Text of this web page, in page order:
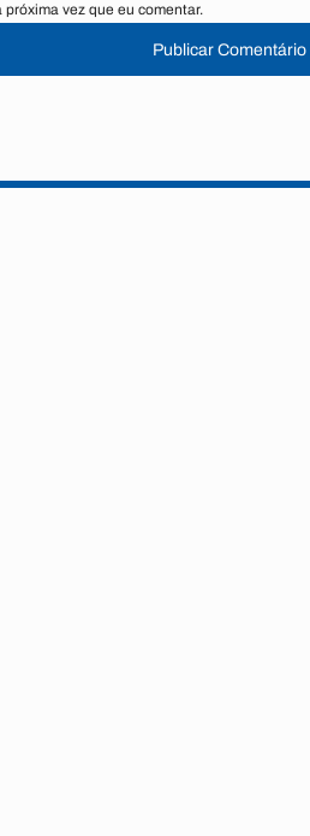
vez que eu comentar.
Publicar Comentário